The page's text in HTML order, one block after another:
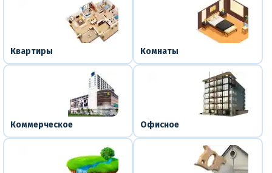
Квартиры Комнаты
Коммерческое Офисное